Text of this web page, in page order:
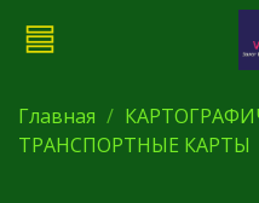
Главная
ТРАНСПОРТНЫЕ КАРТЫ